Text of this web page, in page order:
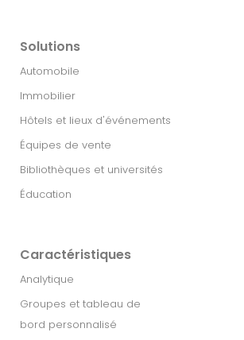
Solutions
Automobile
Immobilier​
Hôtels et lieux d'événements
Équipes de vente
Bibliothèques et universités
Éducation
Caractéristiques
Analytique
Groupes et tableau de
bord personnalisé